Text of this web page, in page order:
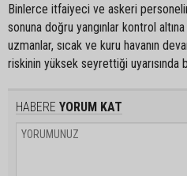
Binlerce itfaiyeci ve askeri
sonuna doğru yangınlar kontrol
uzmanlar, sıcak ve kuru havanın
riskinin yüksek seyrettiği uyarısında
HABERE YORUM KAT